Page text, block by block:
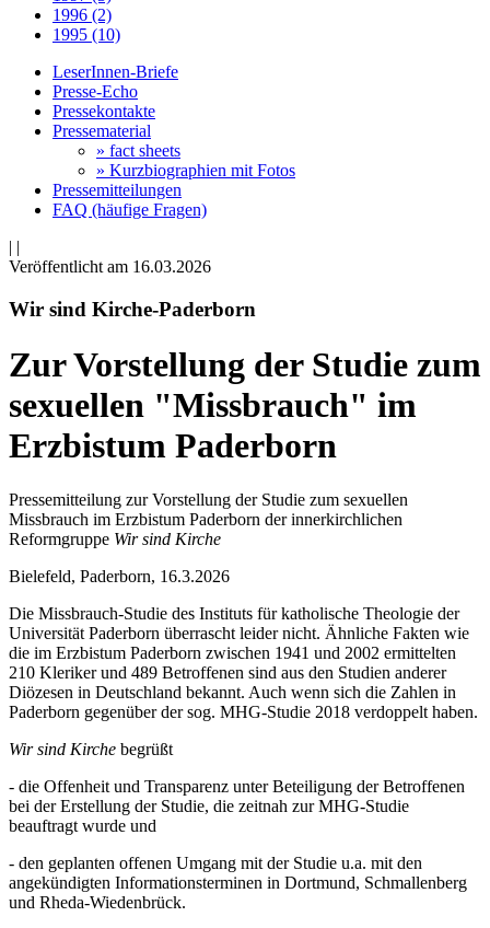
1996 (2)
1995 (10)
LeserInnen-Briefe
Presse-Echo
Pressekontakte
Pressematerial
» fact sheets
» Kurzbiographien mit Fotos
Pressemitteilungen
FAQ (häufige Fragen)
| |
Veröffentlicht am 16­.03.2026
Wir sind Kirche-Paderborn
Zur Vorstellung der Studie zum
sexuellen "Missbrauch" im
Erzbistum Paderborn
Pressemitteilung zur Vorstellung der Studie zum sexuellen
Missbrauch im Erzbistum Paderborn der innerkirchlichen
Reformgruppe Wir sind Kirche
Bielefeld, Paderborn, 16.3.2026
Die Missbrauch-Studie des Instituts für katholische Theologie der
Universität Paderborn überrascht leider nicht. Ähnliche Fakten wie
die im Erzbistum Paderborn zwischen 1941 und 2002 ermittelten
210 Kleriker und 489 Betroffenen sind aus den Studien anderer
Diözesen in Deutschland bekannt. Auch wenn sich die Zahlen in
Paderborn gegenüber der sog. MHG-Studie 2018 verdoppelt haben.
Wir sind Kirche begrüßt
- die Offenheit und Transparenz unter Beteiligung der Betroffenen
bei der Erstellung der Studie, die zeitnah zur MHG-Studie
beauftragt wurde und
- den geplanten offenen Umgang mit der Studie u.a. mit den
angekündigten Informationsterminen in Dortmund, Schmallenberg
und Rheda-Wiedenbrück.